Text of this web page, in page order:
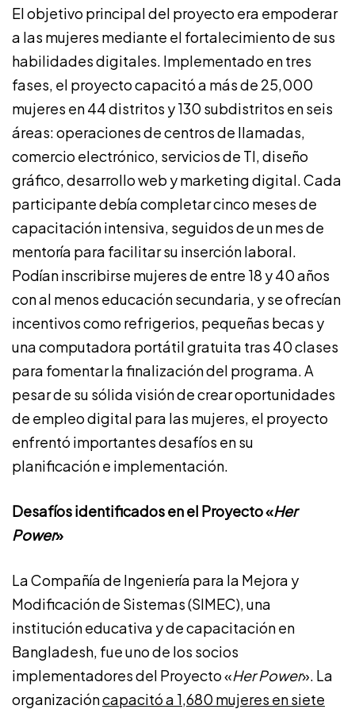
El objetivo principal del proyecto era empoderar
a las mujeres mediante el fortalecimiento de sus
habilidades digitales. Implementado en tres
fases, el proyecto capacitó a más de 25,000
mujeres en 44 distritos y 130 subdistritos en seis
áreas: operaciones de centros de llamadas,
comercio electrónico, servicios de TI, diseño
gráfico, desarrollo web y marketing digital. Cada
participante debía completar cinco meses de
capacitación intensiva, seguidos de un mes de
mentoría para facilitar su inserción laboral.
Podían inscribirse mujeres de entre 18 y 40 años
con al menos educación secundaria, y se ofrecían
incentivos como refrigerios, pequeñas becas y
una computadora portátil gratuita tras 40 clases
para fomentar la finalización del programa. A
pesar de su sólida visión de crear oportunidades
de empleo digital para las mujeres, el proyecto
enfrentó importantes desafíos en su
planificación e implementación.
Desafíos identificados en el Proyecto «Her
Power»
La Compañía de Ingeniería para la Mejora y
Modificación de Sistemas (SIMEC), una
institución educativa y de capacitación en
Bangladesh, fue uno de los socios
implementadores del Proyecto «Her Power». La
organizacióncapacitó a 1,680 mujeres en siete